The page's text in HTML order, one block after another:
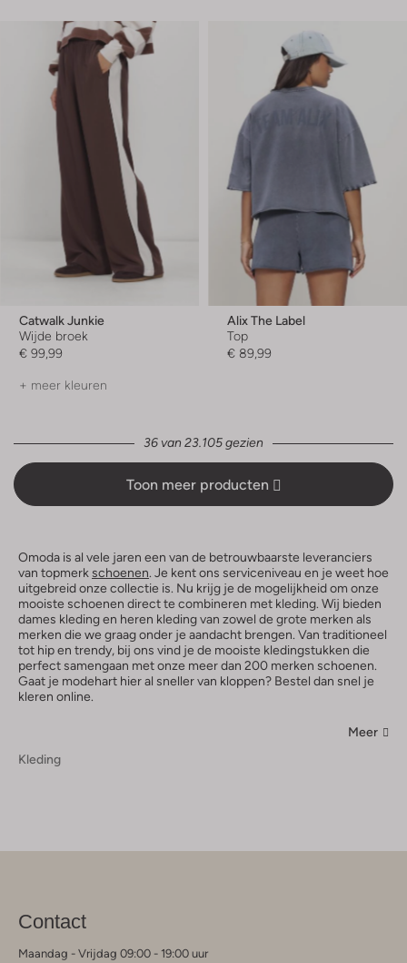
Catwalk Junkie
Wijde broek
€ 99,99
+ meer kleuren
Alix The Label
Top
€ 89,99
36 van 23.105 gezien
Toon meer producten
Omoda is al vele jaren een van de betrouwbaarste leveranciers
van topmerk schoenen. Je kent ons serviceniveau en je weet hoe
uitgebreid onze collectie is. Nu krijg je de mogelijkheid om onze
mooiste schoenen direct te combineren met kleding. Wij bieden
dames kleding en heren kleding van zowel de grote merken als
merken die we graag onder je aandacht brengen. Van traditioneel
tot hip en trendy, bij ons vind je de mooiste kledingstukken die
perfect samengaan met onze meer dan 200 merken schoenen.
Gaat je modehart hier al sneller van kloppen? Bestel dan snel je
kleren online.
Meer
Kleding
Contact
Maandag - Vrijdag 09:00 - 19:00 uur